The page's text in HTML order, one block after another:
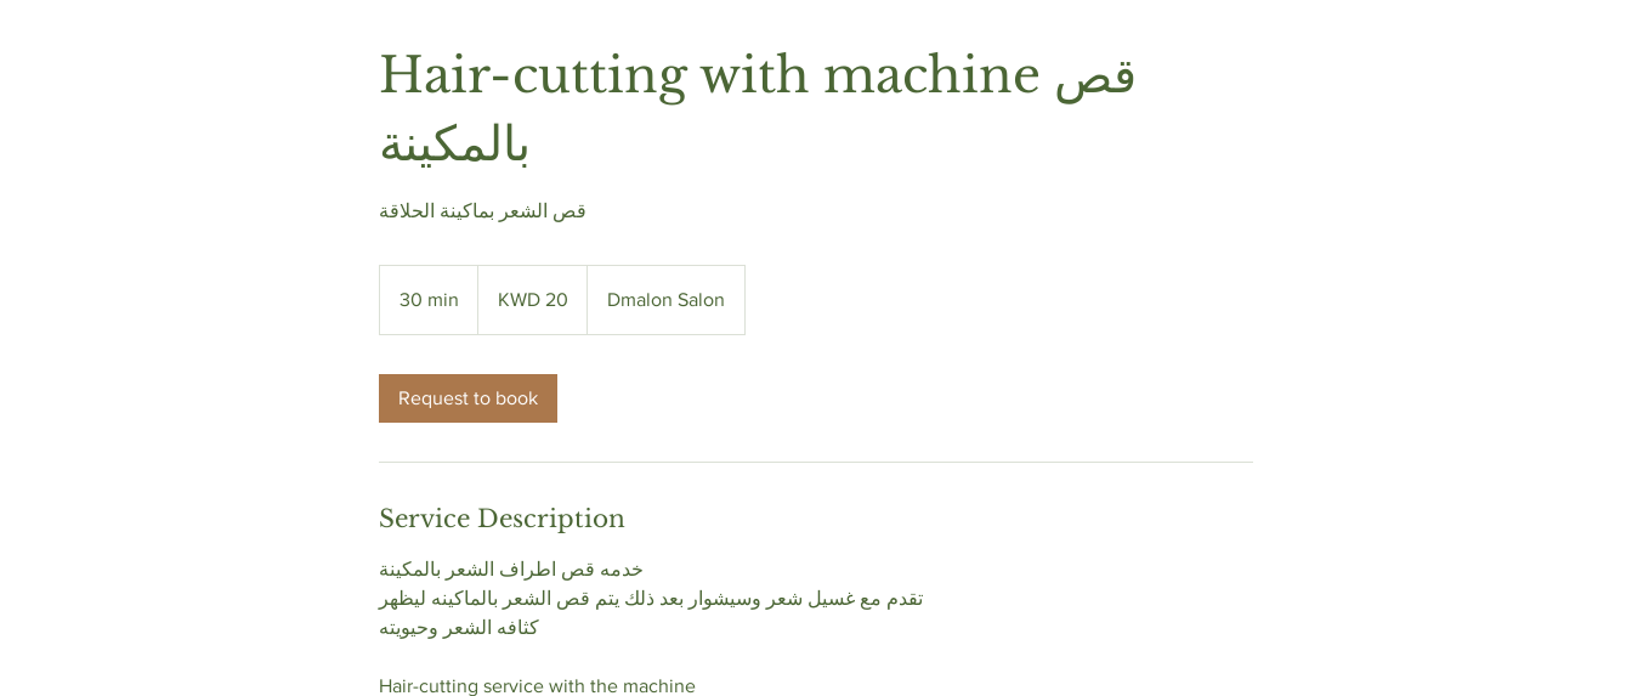
Hair-cutting with machine قص
بالمكينة
قص الشعر بماكينة الحلاقة
30 min
dinarsKWD 20 Dmalon Salon
Request to book
Service Description
خدمه قص اطراف الشعر بالمكينة
تقدم مع غسيل شعر وسيشوار بعد ذلك يتم قص الشعر بالماكينه ليظهر
كثافه الشعر وحيويته
Hair-cutting service with the machine